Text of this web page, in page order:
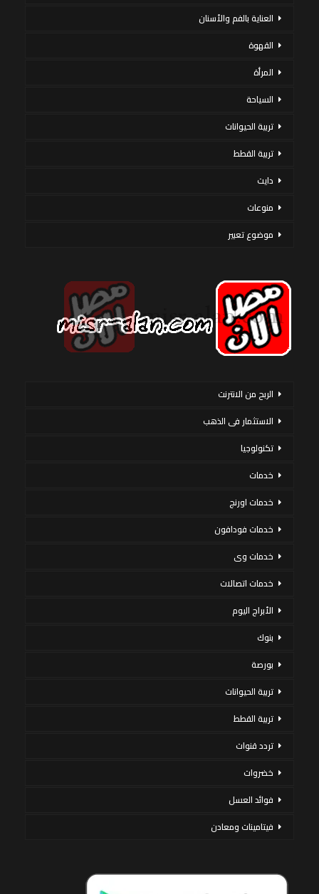
العناية بالفم والأسنان
القهوة
المرأة
السياحة
تربية الحيوانات
تربية القطط
دايت
منوعات
موضوع تعبير
الربح من الانترنت
الاستثمار فى الذهب
تكنولوجيا
خدمات
خدمات اورنج
خدمات فودافون
خدمات وى
خدمات اتصالات
الأبراج اليوم
بنوك
بورصة
تربية الحيوانات
تربية القطط
تردد قنوات
خضروات
فوائد العسل
فيتامينات ومعادن